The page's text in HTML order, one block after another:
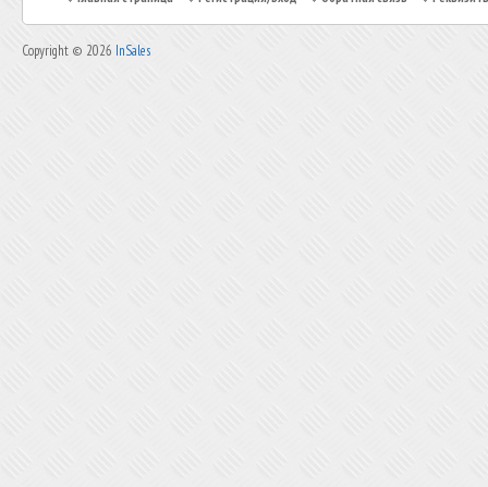
Copyright © 2026 InSales